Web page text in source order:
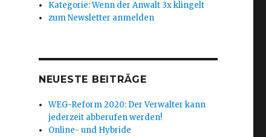
Kategorie: Wenn der Anwalt 3x klingelt
zum Newsletter anmelden
NEUESTE BEITRÄGE
WEG-Reform 2020: Der Verwalter kann
jederzeit abberufen werden!
Online- und Hybride